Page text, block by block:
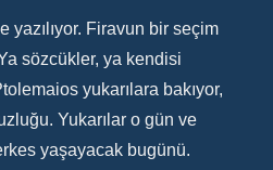
yazılıyor. Firavun bir seçim
sözcükler, ya kendisi
yukarılara bakıyor,
Yukarılar o gün ve
yaşayacak bugünü.